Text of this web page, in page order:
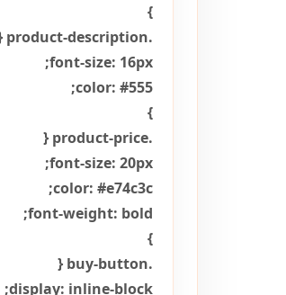
}
.product-description {
font-size: 16px;
color: #555;
}
.product-price {
font-size: 20px;
color: #e74c3c;
font-weight: bold;
}
.buy-button {
display: inline-block;